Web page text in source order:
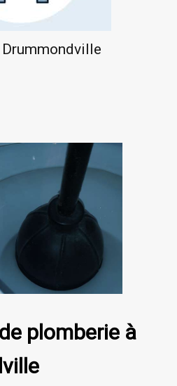
plomberie à